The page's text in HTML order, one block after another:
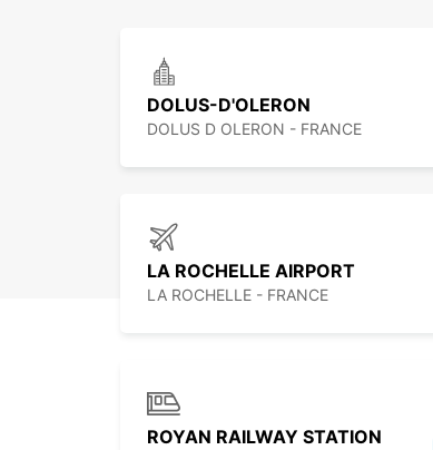
DOLUS-D'OLERON
DOLUS D OLERON - FRANCE
LA ROCHELLE AIRPORT
LA ROCHELLE - FRANCE
ROYAN RAILWAY STATION